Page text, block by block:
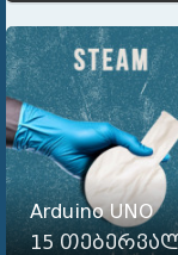
Arduino UNO
15